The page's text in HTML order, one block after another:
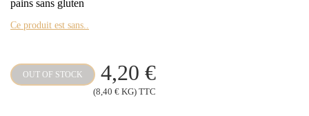
pains sans gluten
Ce produit est sans..
OUT OF STOCK 4,20 €
(8,40 € KG) TTC